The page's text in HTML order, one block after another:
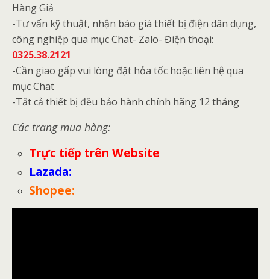
Hàng Giả
-Tư vấn kỹ thuật, nhận báo giá thiết bị điện dân dụng,
công nghiệp qua mục Chat- Zalo- Điện thoại:
0325.38.2121
-Cần giao gấp vui lòng đặt hỏa tốc hoặc liên hệ qua
mục Chat
-Tất cả thiết bị đều bảo hành chính hãng 12 tháng
Các trang mua hàng:
Trực tiếp trên Website
Lazada:
Shopee: